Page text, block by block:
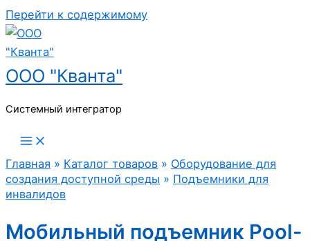
Перейти к содержимому
ООО "Кванта"
Системный интегратор
Главная » Каталог товаров » Оборудование для
создания доступной среды » Подъемники для
инвалидов
Мобильный подъемник Pool-